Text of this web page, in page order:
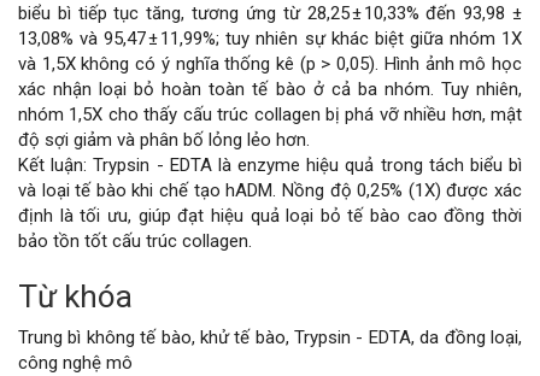
biểu bì tiếp tục tăng, tương ứng từ 28,25 ± 10,33% đến 93,98 ±
13,08% và 95,47 ± 11,99%; tuy nhiên sự khác biệt giữa nhóm 1X
và 1,5X không có ý nghĩa thống kê (p > 0,05). Hình ảnh mô học
xác nhận loại bỏ hoàn toàn tế bào ở cả ba nhóm. Tuy nhiên,
nhóm 1,5X cho thấy cấu trúc collagen bị phá vỡ nhiều hơn, mật
độ sợi giảm và phân bố lỏng lẻo hơn.
Kết luận: Trypsin - EDTA là enzyme hiệu quả trong tách biểu bì
và loại tế bào khi chế tạo hADM. Nồng độ 0,25% (1X) được xác
định là tối ưu, giúp đạt hiệu quả loại bỏ tế bào cao đồng thời
bảo tồn tốt cấu trúc collagen.
Chi
tiết
Từ khóa
Trung bì không tế bào, khử tế bào, Trypsin - EDTA, da đồng loại,
công nghệ mô